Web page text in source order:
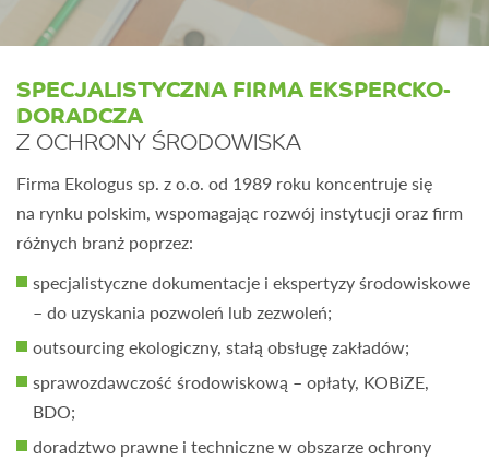
SPECJALISTYCZNA FIRMA EKSPERCKO-
DORADCZA
Z OCHRONY ŚRODOWISKA
Firma Ekologus sp. z o.o. od 1989 roku koncentruje się
na rynku polskim, wspomagając rozwój instytucji oraz firm
różnych branż poprzez:
specjalistyczne dokumentacje i ekspertyzy środowiskowe
– do uzyskania pozwoleń lub zezwoleń;
outsourcing ekologiczny, stałą obsługę zakładów;
sprawozdawczość środowiskową – opłaty, KOBiZE,
BDO;
doradztwo prawne i techniczne w obszarze ochrony